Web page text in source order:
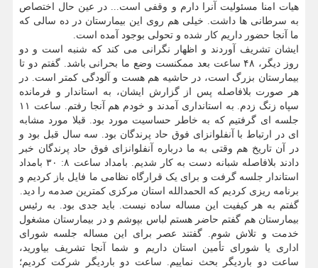
هیات امنا مسئولیت آنرا دارم و وقفی است... در عین حال اختصاص
به سرطانی ها داشت. خیلی هم روی این بیمارستان در ده سالی که
ما آنجا حضور داریم کار شده و تحولی بوجود آمده است.
ایشان تشریف آوردند و اظهار نگرانی می کند که شنبه است و دو
روز دیگر، ۴۸ ساعت بعد ممکنست وضع ما بحرانی باشد. گفتم دو تا
بیمارستان بزرگ است، در حاشیه هم هست و آلودگی کمتر است. در
هر صورت بلافاصله پس از گزارش ایشان، به استاندار و فرمانده
سپاه زنگ زدم. به استانداری آمدند و خودم هم آنجا رفتم. ساعت ۱۱
جلسه ای گرفتیم که به خاطر حساسیت مورد بود. قبلا مورد مشابه
ای در ارتباط با آنفلوانزای فوق حاد پرندگان بود. سه سال قبل بود و
در آن تاریخ هم وقتی به ما درباره آنفلوانزای فوق حاد پرندگان خبر
دادند بلافاصله شبانه دست به کار شدیم. بامداد ساعت ۸: ۳۰ بامداد
استاندار جلسه گرفت و برای یک قرارگاه نظامی ما فایل باز کردیم و
برنامه ریزی کردیم که الحمدالله استان مرکزی کمترین صدمه را دید.
گفتم به هر کیفیت این مساله ساده نیست. باید جدی بود. به رئیس
بیمارستان هم گفتم حاضر هستم لباس بپوشم و در بیمارستان مشغول
خدمت و تلاش شوم. گفتند عصر برای این مساله جلسه شورای
اداری یا شورای تأمین استان داریم و شما آنجا تشریف بیاورید،
ساعت دو باردیگر بحث نماییم. ساعت دو باردیگر شرکت کردیم؛